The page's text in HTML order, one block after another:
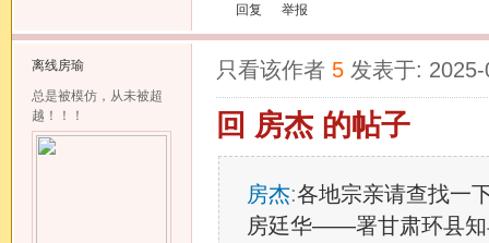
回复 举报
离线房瑜
总是被模仿，从未被超
越！！！
只看该作者 5 发表于:
回 房杰 的帖子
房杰:各地宗亲请查找一
房廷华——署甘肃环县知